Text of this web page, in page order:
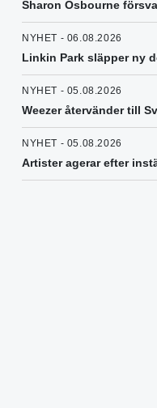
Sharon Osbourne
NYHET - 06.08.2026
Linkin Park släpper ny
NYHET - 05.08.2026
Weezer återvänder till
NYHET - 05.08.2026
Artister agerar efter